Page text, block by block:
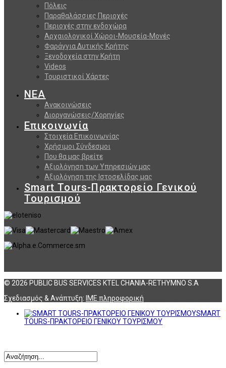
Πόλεις
Παραθαλάσσιες Περιοχές
Περιοχές στην ενδοχώρα
Αρχαιολογικοί Χώροι-Μουσεία-Μονές
Φαράγγια Δυτικής Κρήτης
Ξενοδοχεία στην Κρήτη
Videos
Τουριστικοί Χάρτες
ΝΕΑ
Ανακοινώσεις
Διοργανώσεις/Χορηγίες
Επικοινωνία
Στοιχεία Επικοινωνίας
Χρήσιμοι Σύνδεσμοι
Που θα μας βρείτε
Αξιολόγηση των Υπηρεσιών μας
Αξιολόγηση της Ιστοσελίδας μας
Smart Tours-Πρακτορείο Γενικού
Τουρισμού
© 2026 PUBLIC BUS SERVICES KTEL CHANIA-RETHYMNO S.A
Σχεδιασμός & Ανάπτυξη: ΙΜΕ πληροφορική
SMART
TOURS-ΠΡΑΚΤΟΡΕΙΟ ΓΕΝΙΚΟΥ ΤΟΥΡΙΣΜΟΥ